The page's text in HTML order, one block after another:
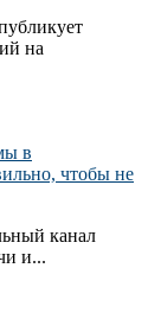
на
в
чтобы не
канал
и...